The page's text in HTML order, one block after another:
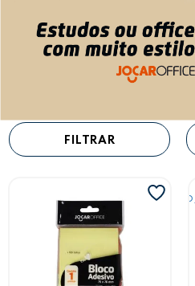
FILTRAR